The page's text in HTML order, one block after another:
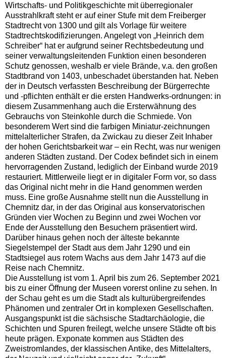
Wirtschafts- und Politikgeschichte mit überregionaler
Ausstrahlkraft steht er auf einer Stufe mit dem Freiberger
Stadtrecht von 1300 und gilt als Vorlage für weitere
Stadtrechtskodifizierungen. Angelegt von „Heinrich dem
Schreiber“ hat er aufgrund seiner Rechtsbedeutung und
seiner verwaltungsleitenden Funktion einen besonderen
Schutz genossen, weshalb er viele Brände, v.a. den großen
Stadtbrand von 1403, unbeschadet überstanden hat. Neben
der in Deutsch verfassten Beschreibung der Bürgerrechte
und -pflichten enthält er die ersten Handwerks-ordnungen: in
diesem Zusammenhang auch die Ersterwähnung des
Gebrauchs von Steinkohle durch die Schmiede. Von
besonderem Wert sind die farbigen Miniatur-zeichnungen
mittelalterlicher Strafen, da Zwickau zu dieser Zeit Inhaber
der hohen Gerichtsbarkeit war – ein Recht, was nur wenigen
anderen Städten zustand. Der Codex befindet sich in einem
hervorragenden Zustand, lediglich der Einband wurde 2019
restauriert. Mittlerweile liegt er in digitaler Form vor, so dass
das Original nicht mehr in die Hand genommen werden
muss. Eine große Ausnahme stellt nun die Ausstellung in
Chemnitz dar, in der das Original aus konservatorischen
Gründen vier Wochen zu Beginn und zwei Wochen vor
Ende der Ausstellung den Besuchern präsentiert wird.
Darüber hinaus gehen noch der älteste bekannte
Siegelstempel der Stadt aus dem Jahr 1290 und ein
Stadtsiegel aus rotem Wachs aus dem Jahr 1473 auf die
Reise nach Chemnitz.
Die Ausstellung ist vom 1. April bis zum 26. September 2021
bis zu einer Öffnung der Museen vorerst online zu sehen. In
der Schau geht es um die Stadt als kulturübergreifendes
Phänomen und zentraler Ort in komplexen Gesellschaften.
Ausgangspunkt ist die sächsische Stadtarchäologie, die
Schichten und Spuren freilegt, welche unsere Städte oft bis
heute prägen. Exponate kommen aus Städten des
Zweistromlandes, der klassischen Antike, des Mittelalters,